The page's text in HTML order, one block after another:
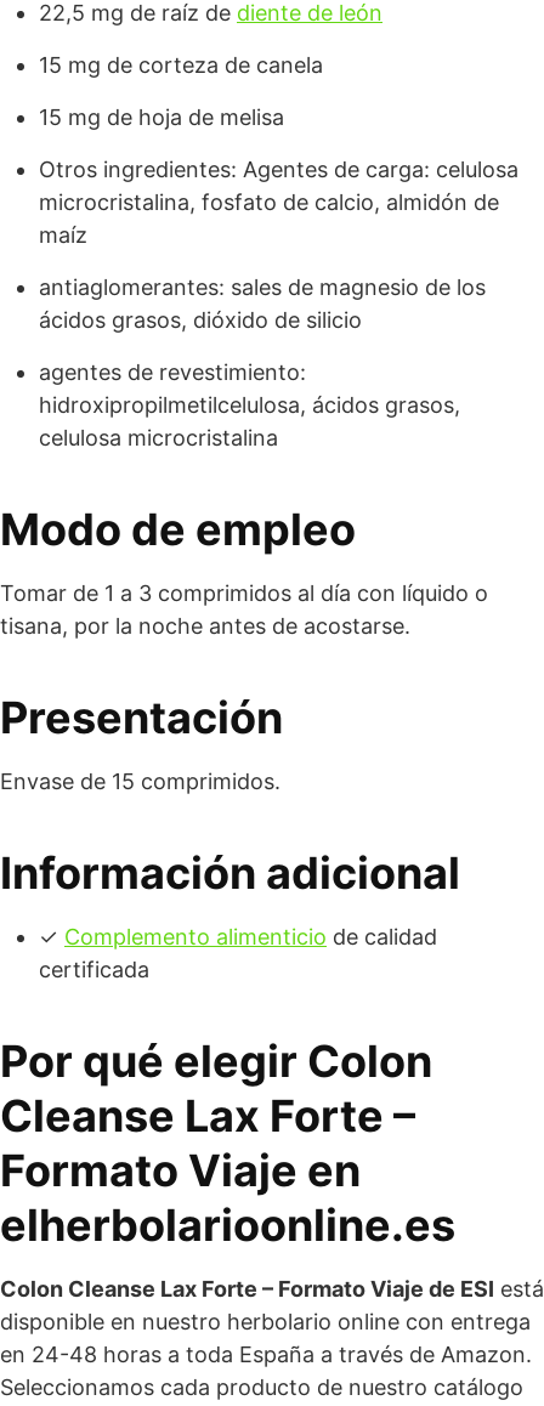
22,5 mg de raíz de diente de león
15 mg de corteza de canela
15 mg de hoja de melisa
Otros ingredientes: Agentes de carga: celulosa
microcristalina, fosfato de calcio, almidón de
maíz
antiaglomerantes: sales de magnesio de los
ácidos grasos, dióxido de silicio
agentes de revestimiento:
hidroxipropilmetilcelulosa, ácidos grasos,
celulosa microcristalina
Modo de empleo
Tomar de 1 a 3 comprimidos al día con líquido o
tisana, por la noche antes de acostarse.
Presentación
Envase de 15 comprimidos.
Información adicional
✓ Complemento alimenticio de calidad
certificada
Por qué elegir Colon
Cleanse Lax Forte –
Formato Viaje en
elherbolarioonline.es
Colon Cleanse Lax Forte – Formato Viaje de ESI está
disponible en nuestro herbolario online con entrega
en 24-48 horas a toda España a través de Amazon.
Seleccionamos cada producto de nuestro catálogo